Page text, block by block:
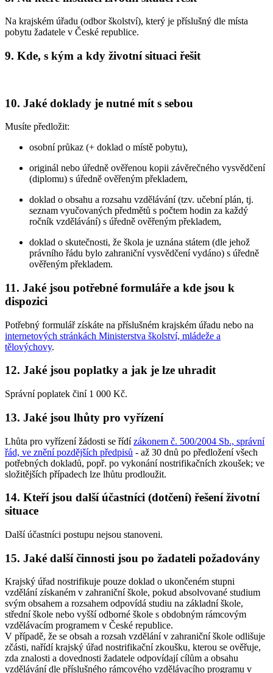
Na krajském úřadu (odbor školství), který je příslušný dle místa
pobytu žadatele v České republice.
9. Kde, s kým a kdy životní situaci řešit
10. Jaké doklady je nutné mít s sebou
Musíte předložit:
osobní průkaz (+ doklad o místě pobytu),
originál nebo úředně ověřenou kopii závěrečného vysvědčení
(diplomu) s úředně ověřeným překladem,
doklad o obsahu a rozsahu vzdělávání (tzv. učební plán, tj.
seznam vyučovaných předmětů s počtem hodin za každý
ročník vzdělávání) s úředně ověřeným překladem,
doklad o skutečnosti, že škola je uznána státem (dle jehož
právního řádu bylo zahraniční vysvědčení vydáno) s úředně
ověřeným překladem.
11. Jaké jsou potřebné formuláře a kde jsou k
dispozici
Potřebný formulář získáte na příslušném krajském úřadu nebo na
internetových stránkách Ministerstva školství, mládeže a
tělovýchovy.
12. Jaké jsou poplatky a jak je lze uhradit
Správní poplatek činí 1 000 Kč.
13. Jaké jsou lhůty pro vyřízení
Lhůta pro vyřízení žádosti se řídízákonem č. 500/2004 Sb., správní
řád, ve znění pozdějších předpisů - až 30 dnů po předložení všech
potřebných dokladů, popř. po vykonání nostrifikačních zkoušek; ve
složitějších případech lze lhůtu prodloužit.
14. Kteří jsou další účastníci (dotčení) řešení životní
situace
Další účastníci postupu nejsou stanoveni.
15. Jaké další činnosti jsou po žadateli požadovány
Krajský úřad nostrifikuje pouze doklad o ukončeném stupni
vzdělání získaném v zahraniční škole, pokud absolvované studium
svým obsahem a rozsahem odpovídá studiu na základní škole,
střední škole nebo vyšší odborné škole s obdobným rámcovým
vzdělávacím programem v České republice.
V případě, že se obsah a rozsah vzdělání v zahraniční škole odlišuje
zčásti, nařídí krajský úřad nostrifikační zkoušku, kterou se ověřuje,
zda znalosti a dovednosti žadatele odpovídají cílům a obsahu
vzdělávání dle příslušného rámcového vzdělávacího programu v